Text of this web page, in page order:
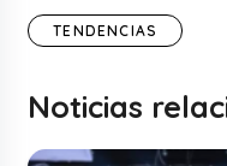
TENDENCIAS
Noticias